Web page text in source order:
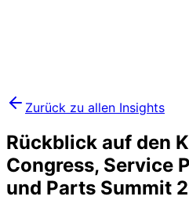
Zurück zu allen Insights
Rückblick auf den
Congress, Service
und Parts Summit